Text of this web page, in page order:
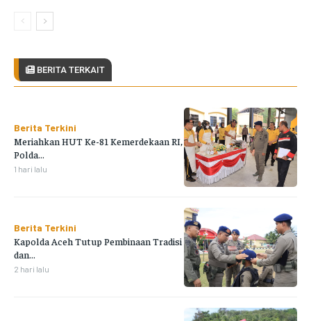
BERITA TERKAIT
Berita Terkini
Meriahkan HUT Ke-81 Kemerdekaan RI,
Polda...
1 hari lalu
Berita Terkini
Kapolda Aceh Tutup Pembinaan Tradisi
dan...
2 hari lalu